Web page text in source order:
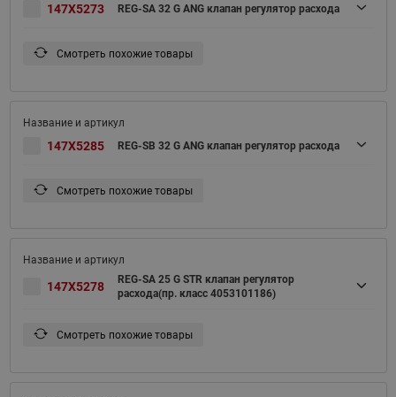
147X5273 REG-SA 32 G ANG клапан регулятор расхода
Смотреть похожие товары
147X5285 REG-SB 32 G ANG клапан регулятор расхода
Смотреть похожие товары
147X5278
REG-SA 25 G STR клапан регулятор
расхода(пр. класс 4053101186)
Смотреть похожие товары